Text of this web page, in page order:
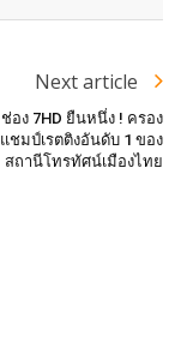
Next article
ช่อง 7HD ยืนหนึ่ง ! ครอง
แชมป์เรตติงอันดับ 1 ของ
สถานีโทรทัศน์เมืองไทย